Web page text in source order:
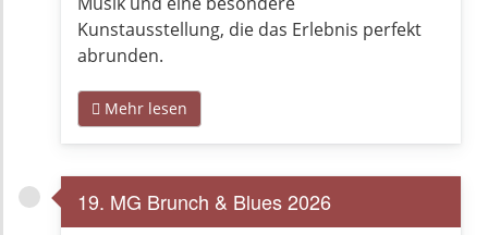
Kunstausstellung, die das Erlebnis perfekt
abrunden.
Mehr lesen
19. MG Brunch & Blues 2026